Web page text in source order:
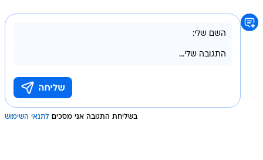
בשליחת התגובה אני מסכים לתנאי השימוש